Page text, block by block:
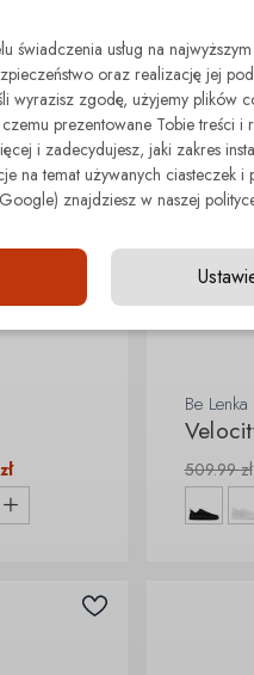
zł
- 160.00 zł
Be Lenka
509.99zł
usług na
oraz realizację jej
wyrazisz zgodę, użyjemy plików
prezentowane Tobie treści i
i zadecydujesz, jaki zakres
na temat używanych ciasteczek i
znajdziesz w naszej